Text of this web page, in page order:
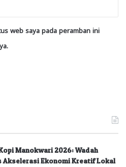
web saya pada peramban ini
Manokwari 2026: Wadah
Akselerasi Ekonomi Kreatif Lokal